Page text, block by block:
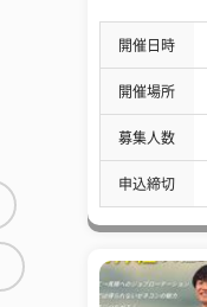
開催日時
開催場所
募集人数
申込締切